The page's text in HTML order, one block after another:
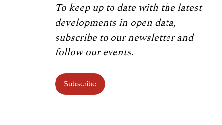
To keep up to date with the latest
developments in open data,
subscribe to our newsletter and
follow our events.
Subscribe